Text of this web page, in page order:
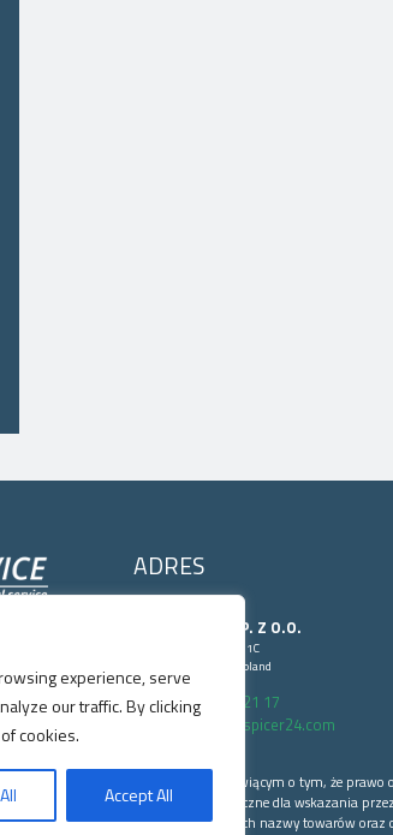
experience, serve
our traffic. By clicking
cookies.
Accept All
ADRES
IOW SERVICE SP. Z O.O.
Kochlice, ul. Lubińska 1C
59-222 Milkowice, Poland
Tel:+48 76 852 21 17
E-mail: parts@spicer24.com
prawo o własności przemysłowej mówiącym o tym, że
podobnego, jeżeli jest to konieczne dla wskazania
części zamiennych producentów, których nazwy towarów